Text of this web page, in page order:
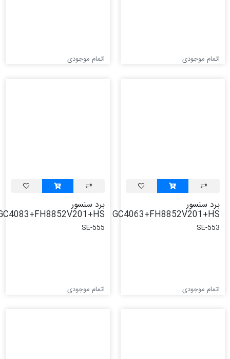
اتمام موجودی اتمام موجودی
برد سنسور
GC4063+FH8852V201+HS
SE-553
اتمام موجودی
برد سنسور
GC4083+FH8852V201+HS
SE-555
اتمام موجودی